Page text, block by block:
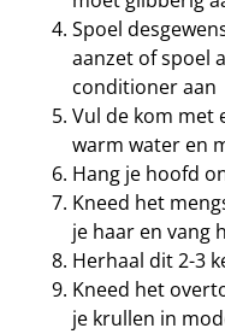
Spoel
aanzet of spoel
conditioner aan
Vul de kom met
warm water en
Hang je hoofd
Kneed het
je haar en vang
Herhaal dit 2-3
Kneed het
je krullen in